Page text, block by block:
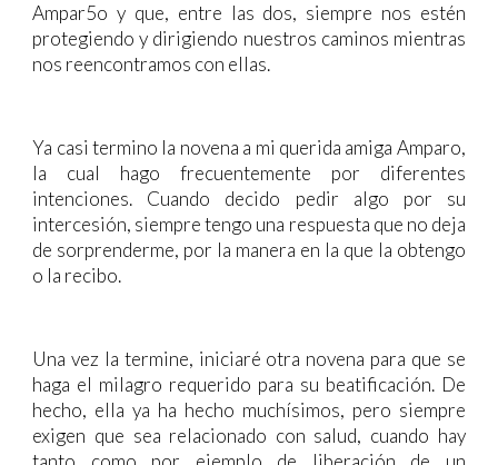
Ampar5o y que, entre las dos, siempre nos estén
protegiendo y dirigiendo nuestros caminos mientras
nos reencontramos con ellas.
Ya casi termino la novena a mi querida amiga Amparo,
la cual hago frecuentemente por diferentes
intenciones. Cuando decido pedir algo por su
intercesión, siempre tengo una respuesta que no deja
de sorprenderme, por la manera en la que la obtengo
o la recibo.
Una vez la termine, iniciaré otra novena para que se
haga el milagro requerido para su beatificación. De
hecho, ella ya ha hecho muchísimos, pero siempre
exigen que sea relacionado con salud, cuando hay